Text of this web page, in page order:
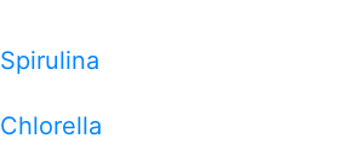
Spirulina
Chlorella